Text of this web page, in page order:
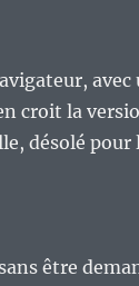
avec
croit la
désolé pour
être